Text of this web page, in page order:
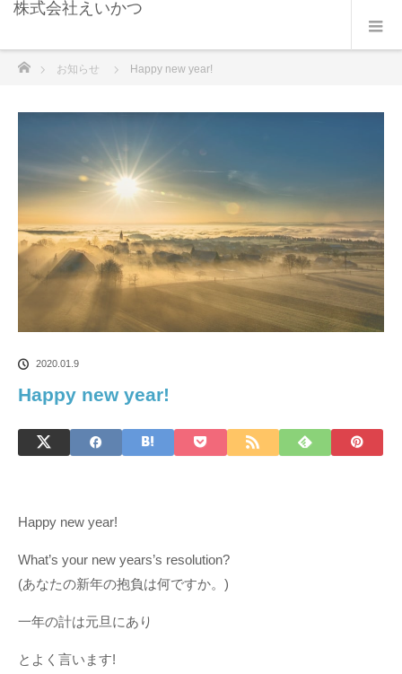
株式会社えいかつ
お知らせ Happy new year!
2020.01.9
Happy new year!
Happy new year!
What’s your new years’s resolution?
(あなたの新年の抱負は何ですか。)
一年の計は元旦にあり
とよく言います!